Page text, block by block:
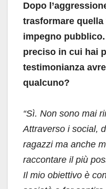
Dopo
trasformare
impegno
preciso in cui hai
testimonianza
qualcuno?
“Sì. Non sono mai
Attraverso i social,
ragazzi ma anche
raccontare il più
Il mio obiettivo è